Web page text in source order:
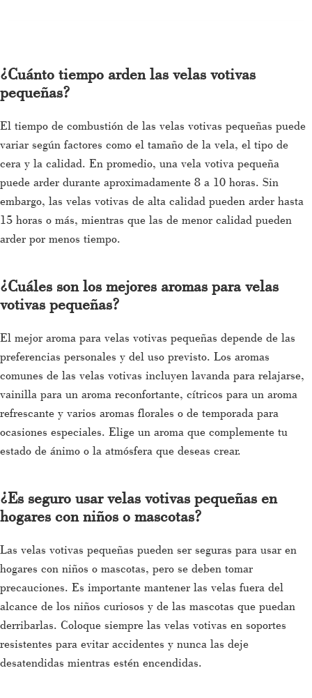
¿Cuánto tiempo arden las velas votivas
pequeñas?
El tiempo de combustión de las velas votivas pequeñas puede
variar según factores como el tamaño de la vela, el tipo de
cera y la calidad. En promedio, una vela votiva pequeña
puede arder durante aproximadamente 8 a 10 horas. Sin
embargo, las velas votivas de alta calidad pueden arder hasta
15 horas o más, mientras que las de menor calidad pueden
arder por menos tiempo.
¿Cuáles son los mejores aromas para velas
votivas pequeñas?
El mejor aroma para velas votivas pequeñas depende de las
preferencias personales y del uso previsto. Los aromas
comunes de las velas votivas incluyen lavanda para relajarse,
vainilla para un aroma reconfortante, cítricos para un aroma
refrescante y varios aromas florales o de temporada para
ocasiones especiales. Elige un aroma que complemente tu
estado de ánimo o la atmósfera que deseas crear.
¿Es seguro usar velas votivas pequeñas en
hogares con niños o mascotas?
Las velas votivas pequeñas pueden ser seguras para usar en
hogares con niños o mascotas, pero se deben tomar
precauciones. Es importante mantener las velas fuera del
alcance de los niños curiosos y de las mascotas que puedan
derribarlas. Coloque siempre las velas votivas en soportes
resistentes para evitar accidentes y nunca las deje
desatendidas mientras estén encendidas.